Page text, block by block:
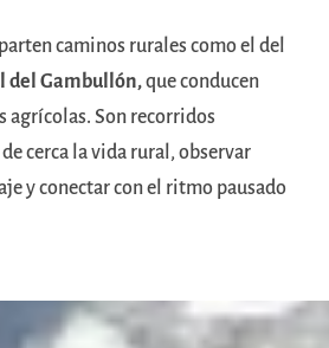
caminos rurales como el del
del Gambullón,que conducen
agrícolas. Son recorridos
cerca la vida rural, observar
y conectar con el ritmo pausado